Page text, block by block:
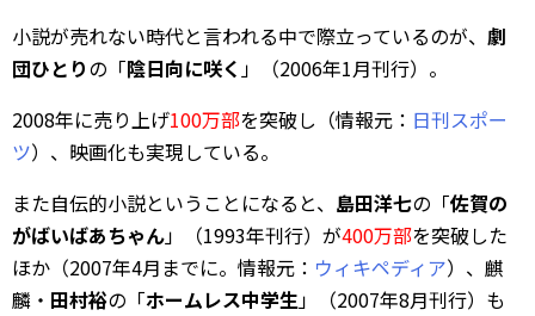
小説が売れない時代と言われる中で際立っているのが、 劇
団ひとりの「陰日向に咲く」（2006年1月刊行）。
2008年に売り上げ100万部を突破し（情報元： 日刊スポー
ツ）、映画化も実現している。
また自伝的小説ということになると、 島田洋七の「佐賀の
がばいばあちゃん」（1993年刊行）が400万部を突破した
ほか（2007年4月までに。情報元： ウィキペディア）、麒
麟・ 田村裕の「ホームレス中学生」（2007年8月刊行）も